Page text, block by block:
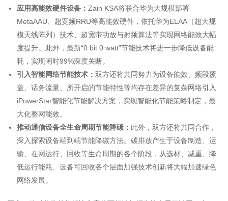
应用高能效硬件设备： Zain KSA将联合华为大规模部署
MetaAAU、超宽频RRU等高能效硬件，依托华为ELAA（超大规
模天线阵列）技术、超宽带功放与射频算法等实现网络能效大幅
度提升。此外，最新“0 bit 0 watt”节能技术将进一步降低设备能
耗，实现闲时99%深度关断。
引入智能网络节能技术： 双方还将共同努力为设备能效、频段覆
盖、话务流量、所开启的节能特性等均存在差异的复杂网络引入
iPowerStar智能化节能解决方案，实现智能化节能策略制定，最
大化整网能效。
推动通信设备全生命周期节能降碳： 此外，双方还将共同合作，
深入探索设备端到端节能降碳方法。碳排放产生于设备制造、运
输、在网运行、回收等生命周期的各个阶段，从选材、减重、降
低运行能耗、设备可回收各个层面加强技术创新将大幅加速绿色
网络发展。